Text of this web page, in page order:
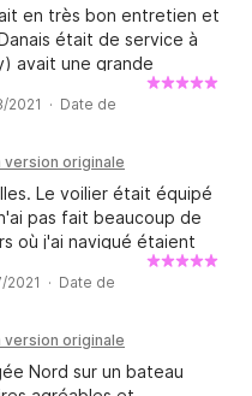
en très bon entretien et
était de service à
avait une grande
avec toute ma famille
fois sur un voilier).
!
2021 · Date de
originale
Le voilier était équipé
pas fait beaucoup de
où j'ai navigué étaient
le voilier était
bien passé.
2021 · Date de
originale
Nord sur un bateau